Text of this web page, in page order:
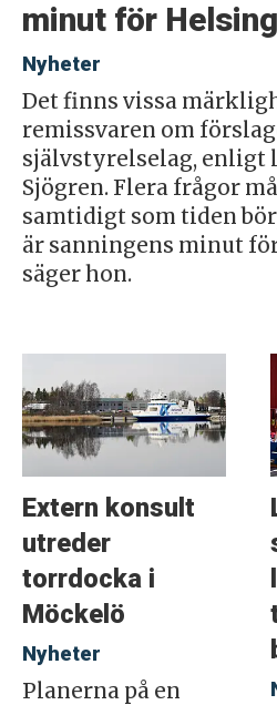
minut för
Nyheter
Det finns vissa
remissvaren om
självstyrelselag, enligt
Sjögren. Flera frågor
samtidigt som tiden
är sanningens minut
säger hon.
Extern konsult
utreder
torrdocka i
Möckelö
Nyheter
Planerna på en